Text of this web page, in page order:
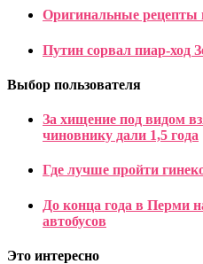
Оригинальные рецепты
Путин сорвал пиар-ход
Выбор пользователя
За хищение под видом
чиновнику дали 1,5 года
Где лучше пройти
До конца года в Перми
автобусов
Это интересно